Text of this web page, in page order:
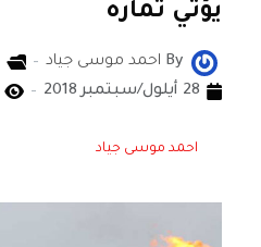
يؤتي ثماره
By احمد موسى جياد
28 أيلول/سبتمبر 2018
احمد موسى جياد